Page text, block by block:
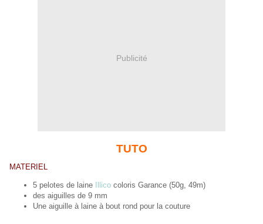
Publicité
TUTO
MATERIEL
5 pelotes de laine Illico coloris Garance (50g, 49m)
des aiguilles de 9 mm
Une aiguille à laine à bout rond pour la couture